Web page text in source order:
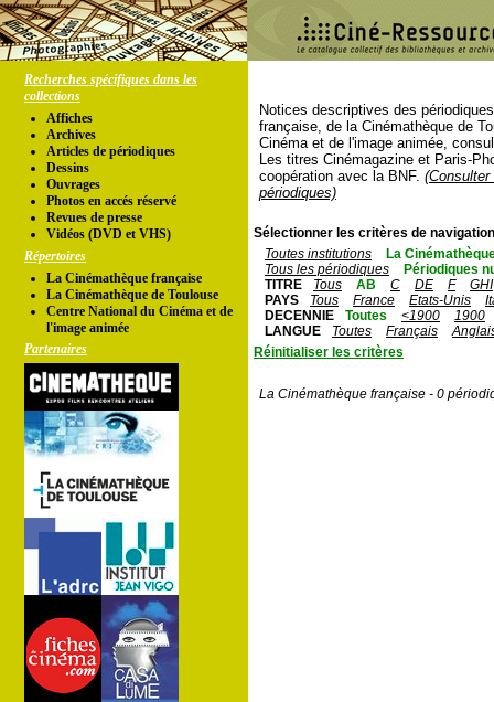
Recherches spécifiques dans les
collections
Affiches
Archives
Articles de périodiques
Dessins
Ouvrages
Photos en accés réservé
Revues de presse
Vidéos (DVD et VHS)
Répertoires
La Cinémathèque française
La Cinémathèque de Toulouse
Centre National du Cinéma et de
l'image animée
Partenaires
Notices descriptives des
française, de la Cinémathèque de
Cinéma et de l'image animée,
Les titres Cinémagazine et Paris-
coopération avec la BNF.
périodiques)
Sélectionner les critères de
Toutes institutions
La
Tous les périodiques
Périodiques
TITRE
Tous AB C DE F
GHI
PAYS
Tous France Etats-Unis
DECENNIE
Toutes <1900
1900
LANGUE
Toutes Français
Réinitialiser les critères
La Cinémathèque française - 0